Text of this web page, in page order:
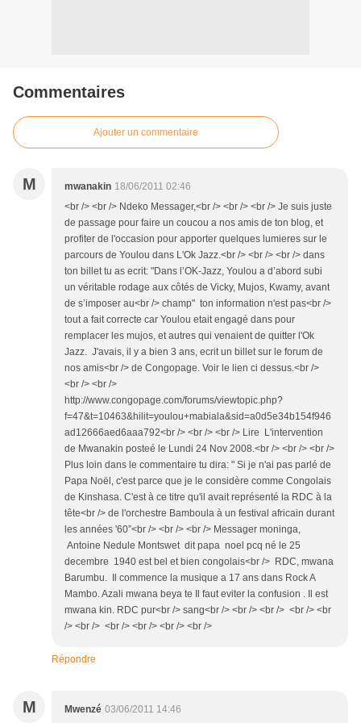
Commentaires
Ajouter un commentaire
M mwanakin 18/06/2011 02:46
<br /> <br /> Ndeko Messager,<br /> <br /> <br /> Je suis juste
de passage pour faire un coucou a nos amis de ton blog, et
profiter de l'occasion pour apporter quelques lumieres sur le
parcours de Youlou dans L'Ok Jazz.<br /> <br /> <br /> dans
ton billet tu as ecrit: "Dans l’OK-Jazz, Youlou a d’abord subi
un véritable rodage aux côtés de Vicky, Mujos, Kwamy, avant
de s’imposer au<br /> champ" ton information n'est pas<br />
tout a fait correcte car Youlou etait engagé dans pour
remplacer les mujos, et autres qui venaient de quitter l'Ok
Jazz. J'avais, il y a bien 3 ans, ecrit un billet sur le forum de
nos amis<br /> de Congopage. Voir le lien ci dessus.<br />
<br /> <br />
http://www.congopage.com/forums/viewtopic.php?
f=47&t=10463&hilit=youlou+mabiala&sid=a0d5e34b154f946
ad12666aed6aaa792<br /> <br /> <br /> Lire L'intervention
de Mwanakin posteé le Lundi 24 Nov 2008.<br /> <br /> <br />
Plus loin dans le commentaire tu dira: " Si je n'ai pas parlé de
Papa Noël, c'est parce que je le considère comme Congolais
de Kinshasa. C'est à ce titre qu'il avait représenté la RDC à la
tête<br /> de l'orchestre Bamboula à un festival africain durant
les années '60”<br /> <br /> <br /> Messager moninga,
Antoine Nedule Montswet dit papa noel pcq né le 25
decembre 1940 est bel et bien congolais<br /> RDC, mwana
Barumbu. Il commence la musique a 17 ans dans Rock A
Mambo. Azali mwana beya te Il faut eviter la confusion . Il est
mwana kin. RDC pur<br /> sang<br /> <br /> <br /> <br /> <br
/> <br /> <br /> <br /> <br /> <br />
Répondre
M Mwenzé 03/06/2011 14:46